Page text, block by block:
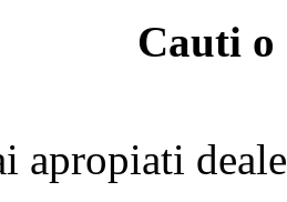
Cauti o
apropiati